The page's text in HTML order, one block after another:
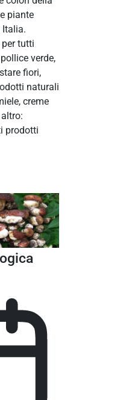
piante
Italia.
tutti
verde,
fiori,
naturali
creme
prodotti